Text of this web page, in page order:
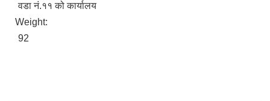
वडा नं.११ को कार्यालय
Weight:
92